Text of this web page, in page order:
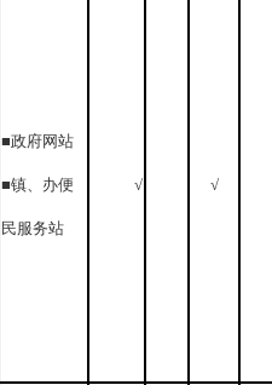
■政府网站
■镇、办便
民服务站
√ √